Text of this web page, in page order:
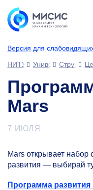
Версия для
НИТУ МИСИСУниверситет
Mars
7 ИЮЛЯ
Mars открывает
развития — выбирай
Программа развития